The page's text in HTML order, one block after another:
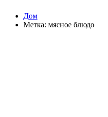
Дом
Метка: мясное блюдо